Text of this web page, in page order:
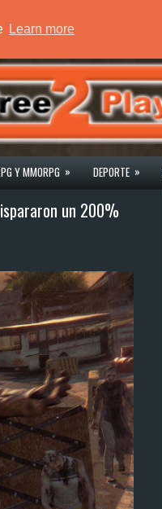
Learn more
Y MMORPG » DEPORTE »
un 200%